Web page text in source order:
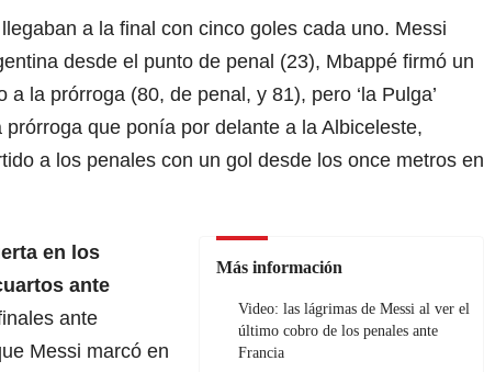
a la final con cinco goles cada uno. Messi
desde el punto de penal (23), Mbappé firmó un
la prórroga (80, de penal, y 81), pero ‘la Pulga’
que ponía por delante a la Albiceleste,
a los penales con un gol desde los once metros en
Más información
Video: las lágrimas de Messi al ver el
último cobro de los penales ante
Francia
en los
ante
ante
Messi marcó en